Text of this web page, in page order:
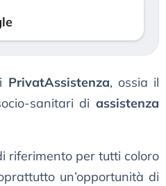
PrivatAssistenza, ossia il
sanitari diassistenza
riferimento per tutti coloro
un’opportunità di
2026